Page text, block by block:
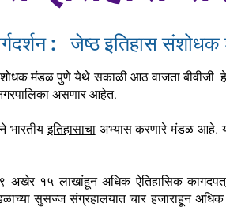
: जेष्ठ इतिहास
मंडळ पुणे येथे सकाळी आठ वाजता
असणार आहेत.
भारतीयइतिहासाचाअभ्यास करणारे मंडळ आहे.
१५ लाखांहून अधिक ऐतिहासिक
सुसज्ज संग्रहालयात चार हजाराहून